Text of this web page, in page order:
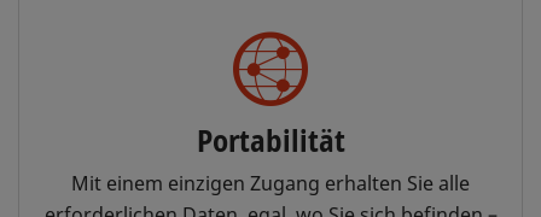
Portabilität
Mit einem einzigen Zugang erhalten Sie alle